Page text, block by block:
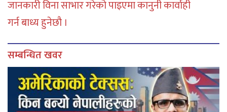
जानकारी विना साभार गरेको पाइएमा कानुनी कार्वाही
गर्न बाध्य हुनेछौ ।
सम्बन्धित खवर